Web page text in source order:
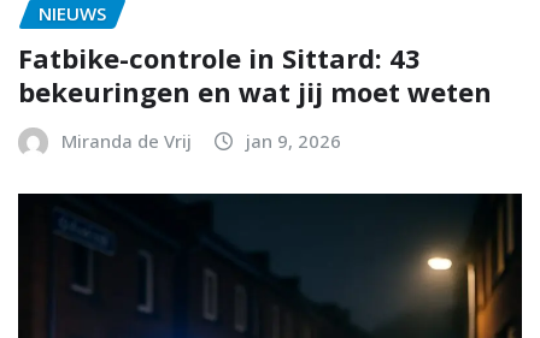
NIEUWS
Fatbike-controle in Sittard: 43
bekeuringen en wat jij moet weten
Miranda de Vrij jan 9, 2026